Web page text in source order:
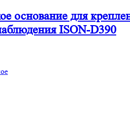
основание для
ISON-D390